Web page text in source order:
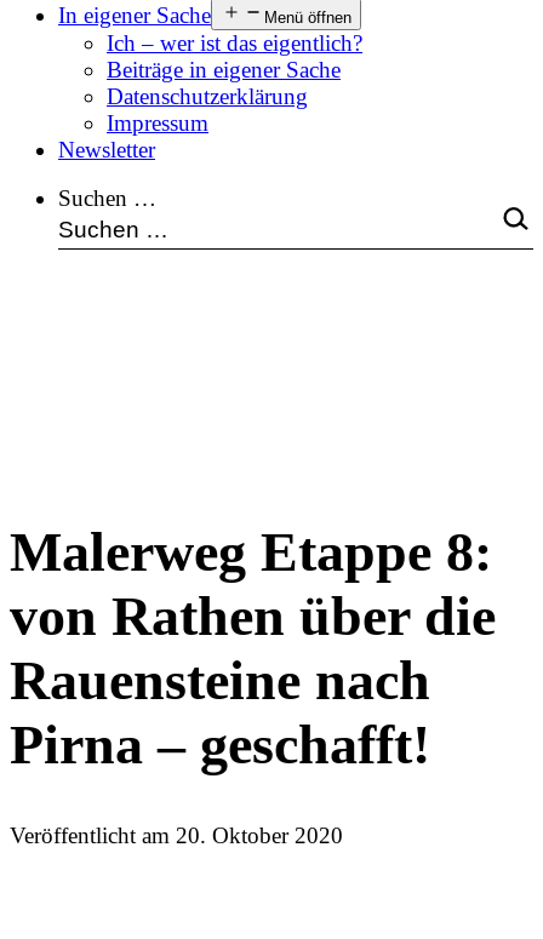
In eigener Sache
Menü öffnen
Ich – wer ist das eigentlich?
Beiträge in eigener Sache
Datenschutzerklärung
Impressum
Newsletter
Suchen …
Malerweg Etappe 8:
von Rathen über die
Rauensteine nach
Pirna – geschafft!
Veröffentlicht am 20. Oktober 2020